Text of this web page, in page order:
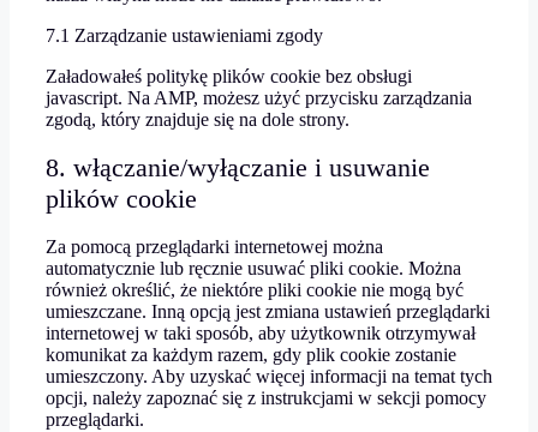
7.1 Zarządzanie ustawieniami zgody
Załadowałeś politykę plików cookie bez obsługi
javascript. Na AMP, możesz użyć przycisku zarządzania
zgodą, który znajduje się na dole strony.
8. włączanie/wyłączanie i usuwanie
plików cookie
Za pomocą przeglądarki internetowej można
automatycznie lub ręcznie usuwać pliki cookie. Można
również określić, że niektóre pliki cookie nie mogą być
umieszczane. Inną opcją jest zmiana ustawień przeglądarki
internetowej w taki sposób, aby użytkownik otrzymywał
komunikat za każdym razem, gdy plik cookie zostanie
umieszczony. Aby uzyskać więcej informacji na temat tych
opcji, należy zapoznać się z instrukcjami w sekcji pomocy
przeglądarki.